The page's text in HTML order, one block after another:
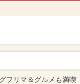
フリマ＆グルメも満喫